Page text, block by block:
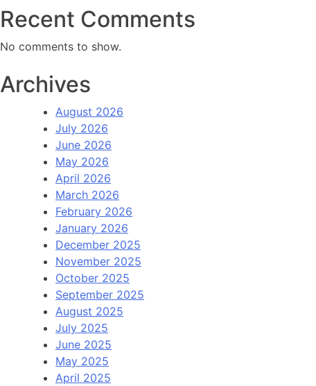
Recent Comments
No comments to show.
Archives
August 2026
July 2026
June 2026
May 2026
April 2026
March 2026
February 2026
January 2026
December 2025
November 2025
October 2025
September 2025
August 2025
July 2025
June 2025
May 2025
April 2025